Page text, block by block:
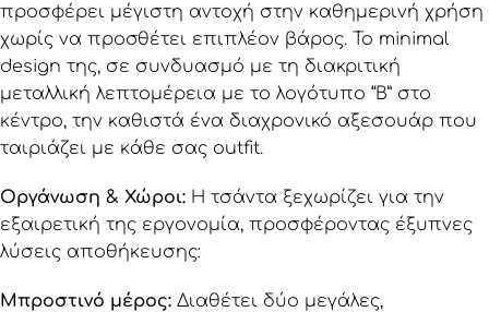
προσφέρει μέγιστη αντοχή στην καθημερινή χρήση
χωρίς να προσθέτει επιπλέον βάρος. Το minimal
design της, σε συνδυασμό με τη διακριτική
μεταλλική λεπτομέρεια με το λογότυπο “B” στο
κέντρο, την καθιστά ένα διαχρονικό αξεσουάρ που
ταιριάζει με κάθε σας outfit.
Οργάνωση & Χώροι: Η τσάντα ξεχωρίζει για την
εξαιρετική της εργονομία, προσφέροντας έξυπνες
λύσεις αποθήκευσης:
Μπροστινό μέρος: Διαθέτει δύο μεγάλες,